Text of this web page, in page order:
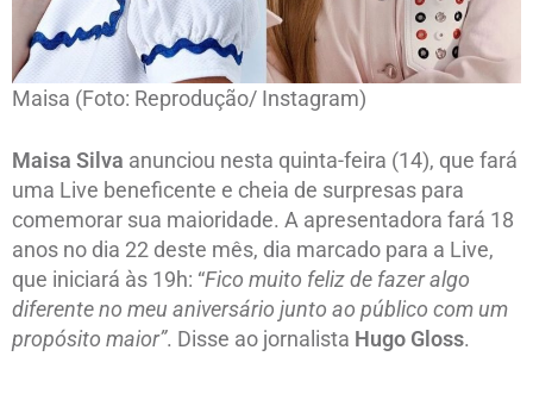
Maisa (Foto: Reprodução/ Instagram)
Maisa Silva anunciou nesta quinta-feira (14), que fará
uma Live beneficente e cheia de surpresas para
comemorar sua maioridade. A apresentadora fará 18
anos no dia 22 deste mês, dia marcado para a Live,
que iniciará às 19h: “Fico muito feliz de fazer algo
diferente no meu aniversário junto ao público com um
propósito maior”. Disse ao jornalista Hugo Gloss.